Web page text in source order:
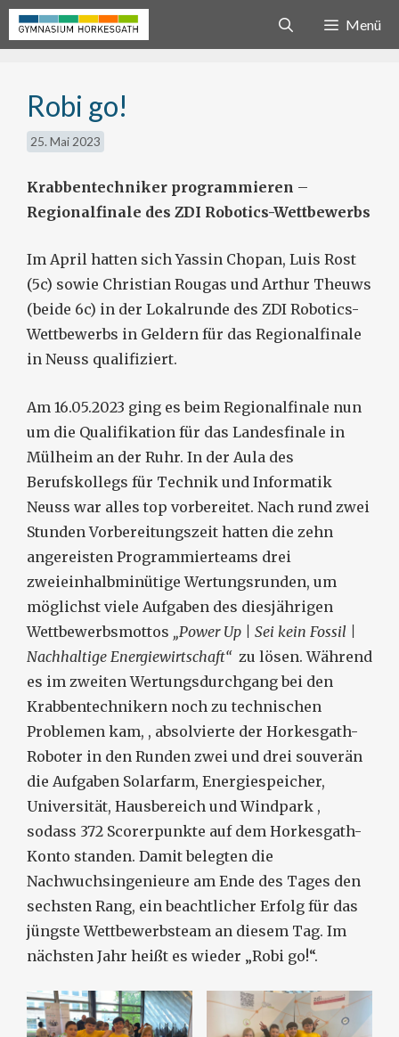
Zum
Inhalt
Menü
Robi go!
25. Mai 2023
Krabbentechniker programmieren –
Regionalfinale des ZDI Robotics-Wettbewerbs
Im April hatten sich Yassin Chopan, Luis Rost
(5c) sowie Christian Rougas und Arthur Theuws
(beide 6c) in der Lokalrunde des ZDI Robotics-
Wettbewerbs in Geldern für das Regionalfinale
in Neuss qualifiziert.
Am 16.05.2023­­­­ ging es beim Regionalfinale nun
um die Qualifikation für das Landesfinale in
Mülheim an der Ruhr. In der Aula des
Berufskollegs für Technik und Informatik
Neuss war alles top vorbereitet. Nach rund zwei
Stunden Vorbereitungszeit hatten die zehn
angereisten Programmierteams drei
zweieinhalbminütige Wertungsrunden, um
möglichst viele Aufgaben des diesjährigen
Wettbewerbsmottos „Power Up | Sei kein Fossil |
Nachhaltige Energiewirtschaft“zu lösen. Während
es im zweiten Wertungsdurchgang bei den
Krabbentechnikern noch zu technischen
Problemen kam, , absolvierte der Horkesgath-
Roboter in den Runden zwei und drei souverän
die Aufgaben Solarfarm, Energiespeicher,
Universität, Hausbereich und Windpark ,
sodass 372 Scorerpunkte auf dem Horkesgath-
Konto standen. Damit belegten die
Nachwuchsingenieure am Ende des Tages den
sechsten Rang, ein beachtlicher Erfolg für das
jüngste Wettbewerbsteam an diesem Tag. Im
nächsten Jahr heißt es wieder „Robi go!“.